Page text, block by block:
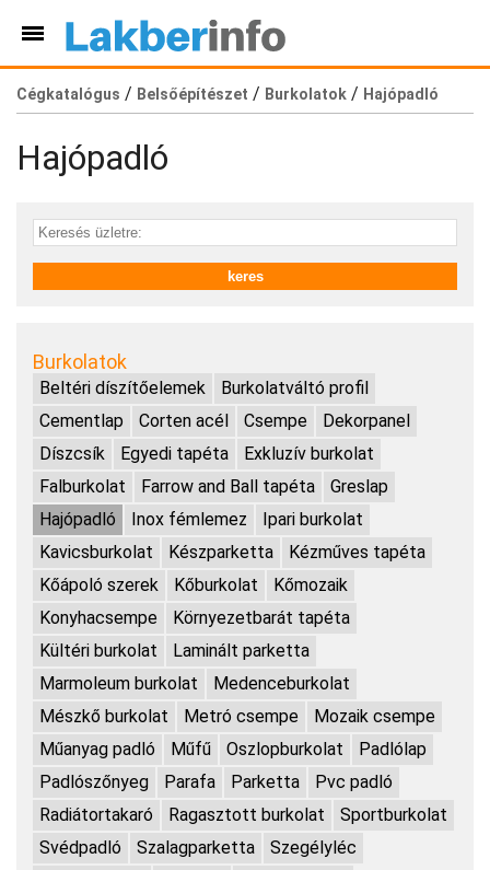
Cégkatalógus / Belsőépítészet / Burkolatok / Hajópadló
Hajópadló
Burkolatok
Beltéri díszítőelemek
Burkolatváltó profil
Cementlap
Corten acél Csempe
Dekorpanel
Díszcsík
Egyedi tapéta
Exkluzív burkolat
Falburkolat
Farrow and Ball tapéta
Greslap
Hajópadló
Inox fémlemez
Ipari burkolat
Kavicsburkolat
Készparketta
Kézműves tapéta
Kőápoló szerek
Kőburkolat
Kőmozaik
Konyhacsempe
Környezetbarát tapéta
Kültéri burkolat
Laminált parketta
Marmoleum burkolat
Medenceburkolat
Mészkő burkolat
Metró csempe
Mozaik csempe
Műanyag padló
Műfű Oszlopburkolat
Padlólap
Padlószőnyeg
Parafa Parketta
Pvc padló
Radiátortakaró
Ragasztott burkolat
Sportburkolat
Svédpadló
Szalagparketta
Szegélyléc